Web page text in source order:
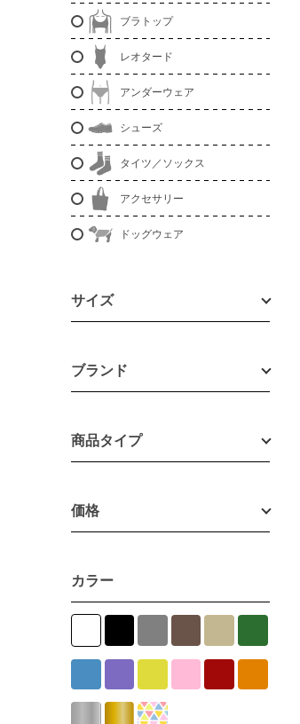
ブラトップ
レオタード
アンダーウェア
シューズ
タイツ／ソックス
アクセサリー
ドッグウェア
サイズ
ブランド
商品タイプ
価格
カラー